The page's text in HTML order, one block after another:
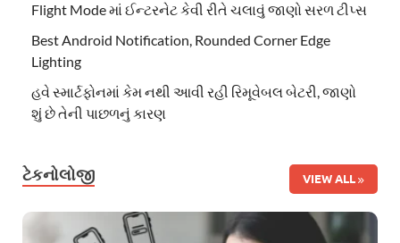
Flight Mode માં ઈન્ટરનેટ કેવી રીતે ચલાવું જાણો સરળ ટીપ્સ
Best Android Notification, Rounded Corner Edge
Lighting
હવે સ્માર્ટફોનમાં કેમ નથી આવી રહી રિમૂવેબલ બેટરી, જાણો
શું છે તેની પાછળનું કારણ
ટેકનોલોજી VIEW ALL